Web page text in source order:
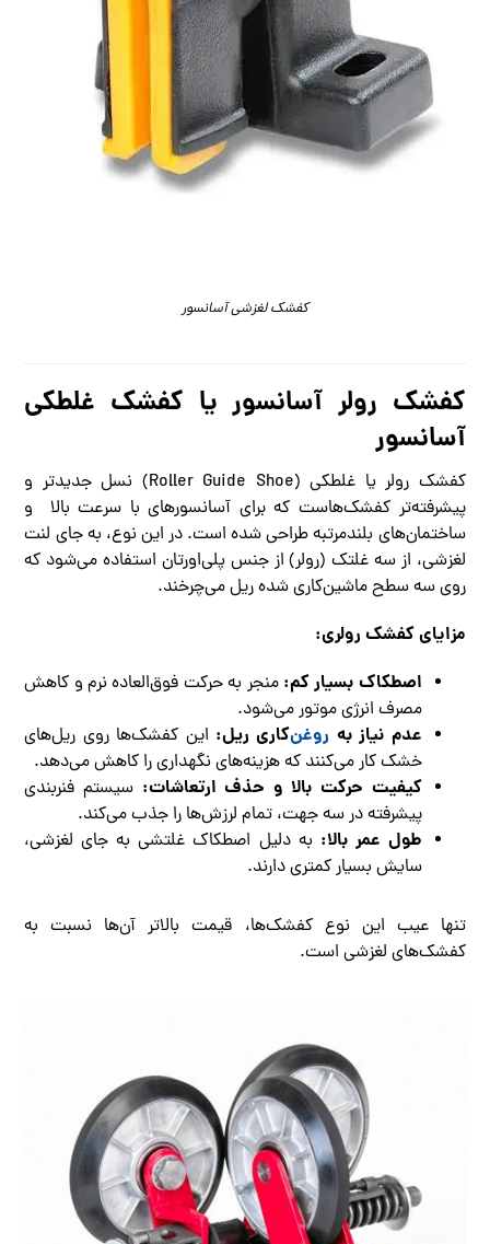
کفشک لغزشی آسانسور
کفشک رولر آسانسور یا کفشک غلطکی
آسانسور
کفشک رولر یا غلطکی (Roller Guide Shoe) نسل جدیدتر و
پیشرفته‌تر کفشک‌هاست که برای آسانسورهای با سرعت بالا و
ساختمان‌های بلندمرتبه طراحی شده است. در این نوع، به جای لنت
لغزشی، از سه غلتک (رولر) از جنس پلی‌اورتان استفاده می‌شود که
روی سه سطح ماشین‌کاری شده ریل می‌چرخند.
مزایای کفشک رولری:
اصطکاک بسیار کم: منجر به حرکت فوق‌العاده نرم و کاهش
مصرف انرژی موتور می‌شود.
عدم نیاز به روغن‌کاری ریل: این کفشک‌ها روی ریل‌های
خشک کار می‌کنند که هزینه‌های نگهداری را کاهش می‌دهد.
کیفیت حرکت بالا و حذف ارتعاشات: سیستم فنربندی
پیشرفته در سه جهت، تمام لرزش‌ها را جذب می‌کند.
طول عمر بالا: به دلیل اصطکاک غلتشی به جای لغزشی،
سایش بسیار کمتری دارند.
تنها عیب این نوع کفشک‌ها، قیمت بالاتر آن‌ها نسبت به
کفشک‌های لغزشی است.